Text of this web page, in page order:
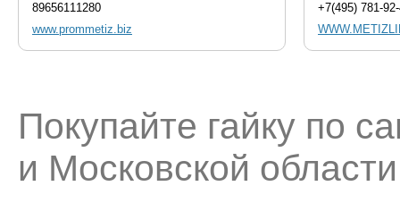
89656111280
www.prommetiz.biz
+7(495) 781-
Покупайте гайку по
и Московской области